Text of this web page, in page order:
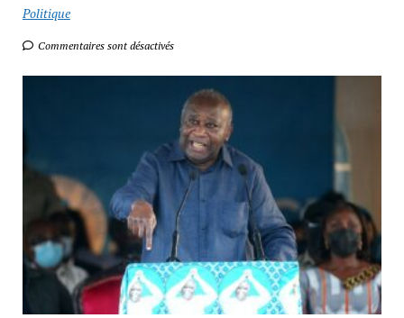
Politique
Commentaires sont désactivés